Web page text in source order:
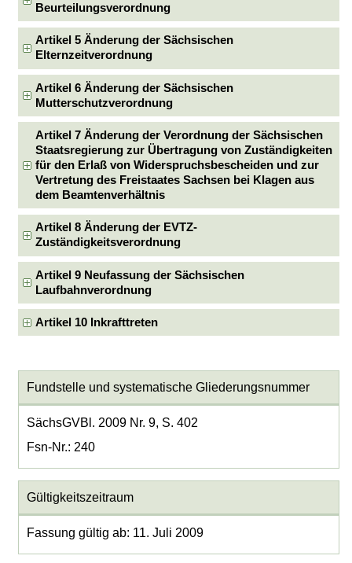
Beurteilungsverordnung
Artikel 5 Änderung der Sächsischen
Elternzeitverordnung
Artikel 6 Änderung der Sächsischen
Mutterschutzverordnung
Artikel 7 Änderung der Verordnung der Sächsischen
Staatsregierung zur Übertragung von Zuständigkeiten
für den Erlaß von Widerspruchsbescheiden und zur
Vertretung des Freistaates Sachsen bei Klagen aus
dem Beamtenverhältnis
Artikel 8 Änderung der EVTZ-
Zuständigkeitsverordnung
Artikel 9 Neufassung der Sächsischen
Laufbahnverordnung
Artikel 10 Inkrafttreten
Fundstelle und systematische Gliederungsnummer
SächsGVBl. 2009 Nr. 9, S. 402
Fsn-Nr.: 240
Gültigkeitszeitraum
Fassung gültig ab: 11. Juli 2009